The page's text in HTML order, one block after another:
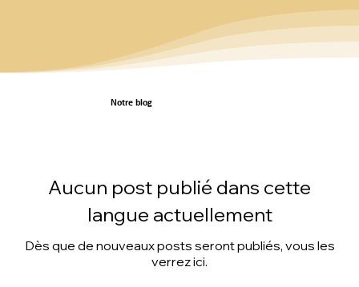
Notre blog
Aucun post publié dans cette
langue actuellement
Dès que de nouveaux posts seront publiés, vous les
verrez ici.